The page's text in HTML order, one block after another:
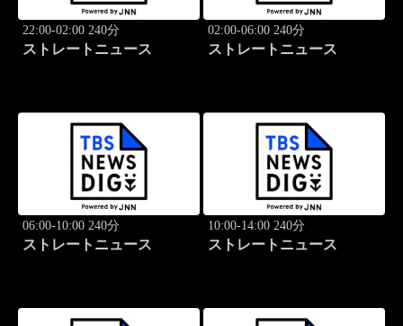
22:00-02:00 240分
ストレートニュース
02:00-06:00 240分
ストレートニュース
06:00-10:00 240分
ストレートニュース
10:00-14:00 240分
ストレートニュース